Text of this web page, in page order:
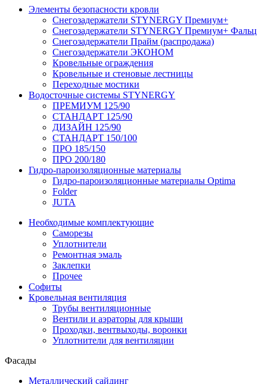
Элементы безопасности кровли
Снегозадержатели STYNERGY Премиум+
Снегозадержатели STYNERGY Премиум+ Фальц
Снегозадержатели Прайм (распродажа)
Снегозадержатели ЭКОНОМ
Кровельные ограждения
Кровельные и стеновые лестницы
Переходные мостики
Водосточные системы STYNERGY
ПРЕМИУМ 125/90
СТАНДАРТ 125/90
ДИЗАЙН 125/90
СТАНДАРТ 150/100
ПРО 185/150
ПРО 200/180
Гидро-пароизоляционные материалы
Гидро-пароизоляционные материалы Optima
Folder
JUTA
Необходимые комплектующие
Саморезы
Уплотнители
Ремонтная эмаль
Заклепки
Прочее
Софиты
Кровельная вентиляция
Трубы вентиляционные
Вентили и аэраторы для крыши
Проходки, вентвыходы, воронки
Уплотнители для вентиляции
Фасады
Металлический сайдинг